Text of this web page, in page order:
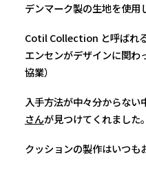
デンマーク製の生地を使用
Cotil Collection と呼ばれ
エンセンがデザインに関
協業）
入手方法が中々分からない
さんが見つけてくれました。
クッションの製作はいつも